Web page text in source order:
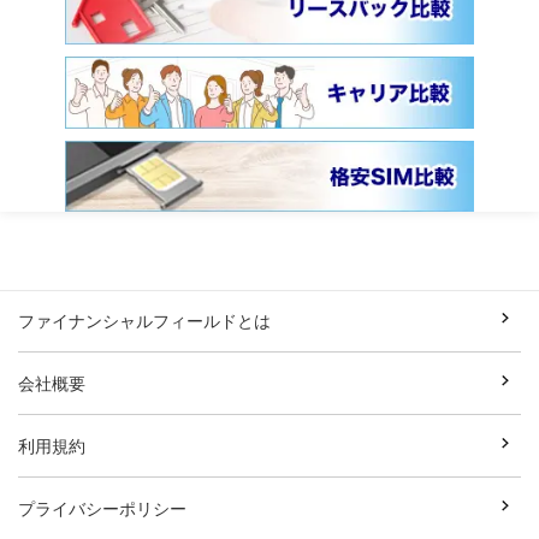
ファイナンシャルフィールドとは
会社概要
利用規約
プライバシーポリシー